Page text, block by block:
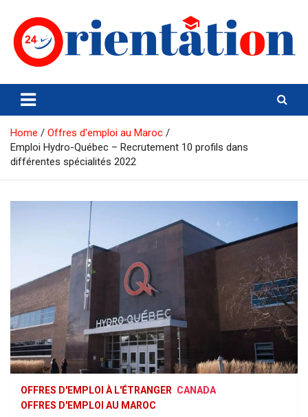
content
Orientation24
Emploi et Orientation au Maroc
Home
Offres d'emploi au Maroc
Emploi Hydro-Québec – Recrutement 10 profils dans
différentes spécialités 2022
OFFRES D'EMPLOI À L'ÉTRANGER CANADA
OFFRES D'EMPLOI AU MAROC